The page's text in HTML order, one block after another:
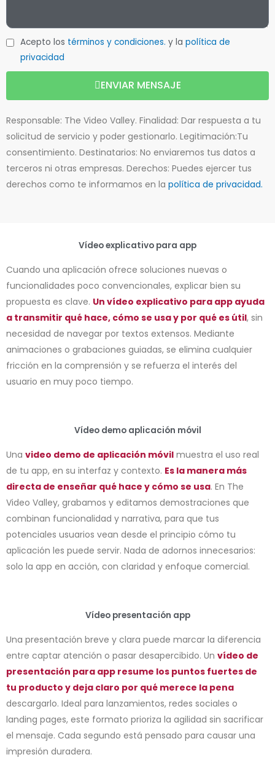
Acepto los términos y condiciones. y la política de
privacidad
ENVIAR MENSAJE
Responsable: The Video Valley. Finalidad: Dar respuesta a tu
solicitud de servicio y poder gestionarlo. Legitimación:Tu
consentimiento. Destinatarios: No enviaremos tus datos a
terceros ni otras empresas. Derechos: Puedes ejercer tus
derechos como te informamos en la política de privacidad.
Vídeo explicativo para app
Cuando una aplicación ofrece soluciones nuevas o
funcionalidades poco convencionales, explicar bien su
propuesta es clave. Un vídeo explicativo para app ayuda
a transmitir qué hace, cómo se usa y por qué es útil, sin
necesidad de navegar por textos extensos. Mediante
animaciones o grabaciones guiadas, se elimina cualquier
fricción en la comprensión y se refuerza el interés del
usuario en muy poco tiempo.
Vídeo demo aplicación móvil
Una video demo de aplicación móvil muestra el uso real
de tu app, en su interfaz y contexto. Es la manera más
directa de enseñar qué hace y cómo se usa. En The
Video Valley, grabamos y editamos demostraciones que
combinan funcionalidad y narrativa, para que tus
potenciales usuarios vean desde el principio cómo tu
aplicación les puede servir. Nada de adornos innecesarios:
solo la app en acción, con claridad y enfoque comercial.
Vídeo presentación app
Una presentación breve y clara puede marcar la diferencia
entre captar atención o pasar desapercibido. Un vídeo de
presentación para app resume los puntos fuertes de
tu producto y deja claro por qué merece la pena
descargarlo. Ideal para lanzamientos, redes sociales o
landing pages, este formato prioriza la agilidad sin sacrificar
el mensaje. Cada segundo está pensado para causar una
impresión duradera.